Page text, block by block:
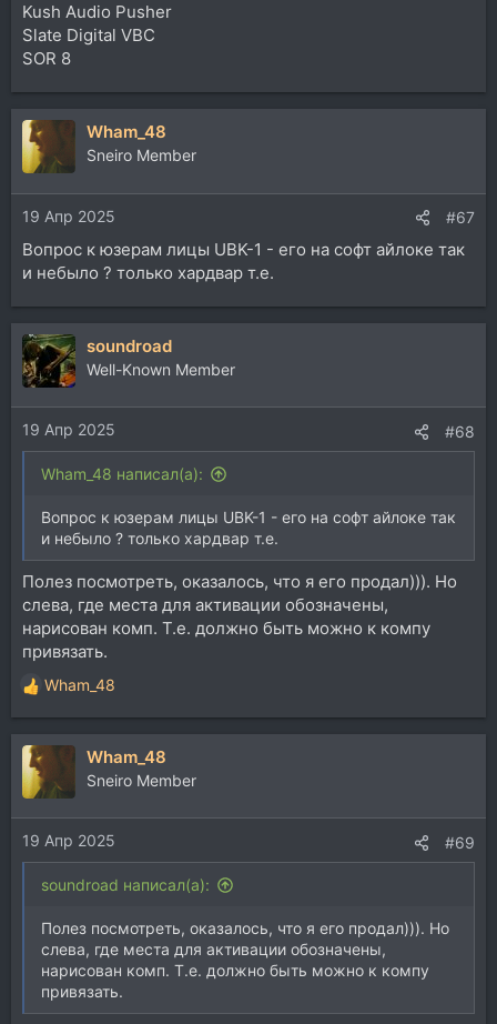
Kush Audio Pusher
Slate Digital VBC
SOR 8
Wham_48
Sneiro Member
19 Апр 2025 #67
Вопрос к юзерам лицы UBK-1 - его на софт айлоке так
и небыло ? только хардвар т.е.
soundroad
Well-Known Member
19 Апр 2025 #68
Wham_48 написал(а):
Вопрос к юзерам лицы UBK-1 - его на софт айлоке так
и небыло ? только хардвар т.е.
Полез посмотреть, оказалось, что я его продал))). Но
слева, где места для активации обозначены,
нарисован комп. Т.е. должно быть можно к компу
привязать.
Р
е
а
к
ц
и
и
:
Wham_48
Wham_48
Sneiro Member
19 Апр 2025 #69
soundroad написал(а):
Полез посмотреть, оказалось, что я его продал))). Но
слева, где места для активации обозначены,
нарисован комп. Т.е. должно быть можно к компу
привязать.